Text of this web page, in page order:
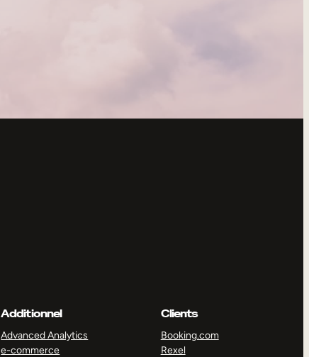
Additionnel
Advanced Analytics
e-commerce
Clients
Booking.com
Rexel